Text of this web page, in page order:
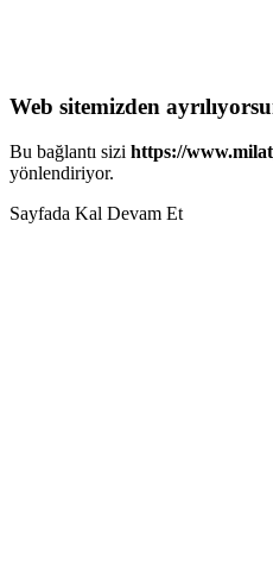
Web sitemizden
Bu bağlantı sizi https://
yönlendiriyor.
Sayfada Kal Devam Et